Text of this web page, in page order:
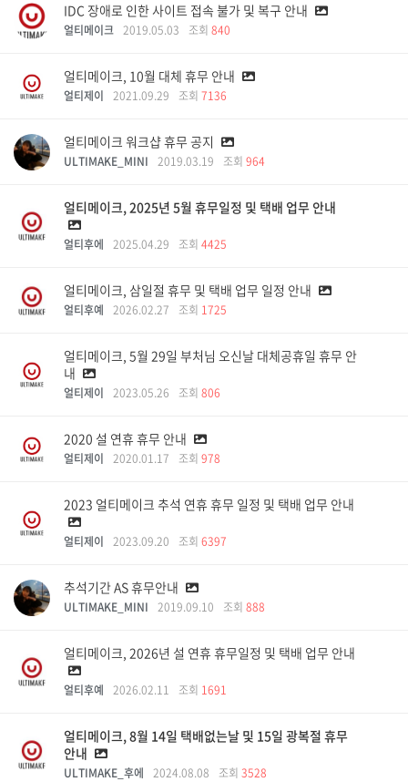
IDC 장애로 인한 사이트 접속 불가 및 복구 안내
얼티메이크 2019.05.03 조회 840
얼티메이크, 10월 대체 휴무 안내
얼티제이 2021.09.29 조회 7136
얼티메이크 워크샵 휴무 공지
ULTIMAKE_MINI 2019.03.19 조회 964
얼티메이크, 2025년 5월 휴무일정 및 택배 업무 안내
얼티후에 2025.04.29 조회 4425
얼티메이크, 삼일절 휴무 및 택배 업무 일정 안내
얼티후예 2026.02.27 조회 1725
얼티메이크, 5월 29일 부처님 오신날 대체공휴일 휴무 안
내
얼티제이 2023.05.26 조회 806
2020 설 연휴 휴무 안내
얼티제이 2020.01.17 조회 978
2023 얼티메이크 추석 연휴 휴무 일정 및 택배 업무 안내
얼티제이 2023.09.20 조회 6397
추석기간 AS 휴무안내
ULTIMAKE_MINI 2019.09.10 조회 888
얼티메이크, 2026년 설 연휴 휴무일정 및 택배 업무 안내
얼티후예 2026.02.11 조회 1691
얼티메이크, 8월 14일 택배없는날 및 15일 광복절 휴무
안내
ULTIMAKE_후에 2024.08.08 조회 3528